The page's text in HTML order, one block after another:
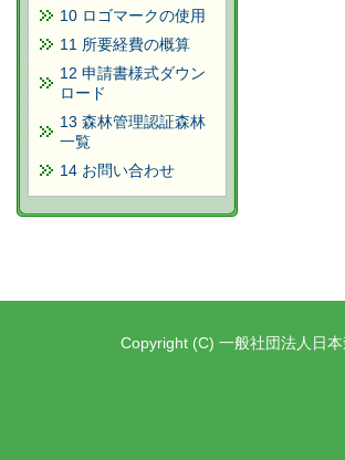
10 ロゴマークの使用
11 所要経費の概算
12 申請書様式ダウン
ロード
13 森林管理認証森林
一覧
14 お問い合わせ
Copyright (C) 一般社団法人日